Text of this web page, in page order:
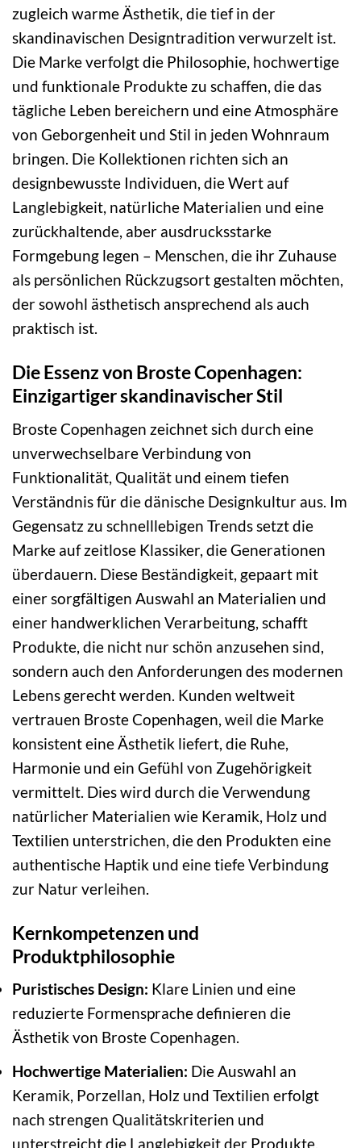
zugleich warme Ästhetik, die tief in der
skandinavischen Designtradition verwurzelt ist.
Die Marke verfolgt die Philosophie, hochwertige
und funktionale Produkte zu schaffen, die das
tägliche Leben bereichern und eine Atmosphäre
von Geborgenheit und Stil in jeden Wohnraum
bringen. Die Kollektionen richten sich an
designbewusste Individuen, die Wert auf
Langlebigkeit, natürliche Materialien und eine
zurückhaltende, aber ausdrucksstarke
Formgebung legen – Menschen, die ihr Zuhause
als persönlichen Rückzugsort gestalten möchten,
der sowohl ästhetisch ansprechend als auch
praktisch ist.
Die Essenz von Broste Copenhagen:
Einzigartiger skandinavischer Stil
Broste Copenhagen zeichnet sich durch eine
unverwechselbare Verbindung von
Funktionalität, Qualität und einem tiefen
Verständnis für die dänische Designkultur aus. Im
Gegensatz zu schnelllebigen Trends setzt die
Marke auf zeitlose Klassiker, die Generationen
überdauern. Diese Beständigkeit, gepaart mit
einer sorgfältigen Auswahl an Materialien und
einer handwerklichen Verarbeitung, schafft
Produkte, die nicht nur schön anzusehen sind,
sondern auch den Anforderungen des modernen
Lebens gerecht werden. Kunden weltweit
vertrauen Broste Copenhagen, weil die Marke
konsistent eine Ästhetik liefert, die Ruhe,
Harmonie und ein Gefühl von Zugehörigkeit
vermittelt. Dies wird durch die Verwendung
natürlicher Materialien wie Keramik, Holz und
Textilien unterstrichen, die den Produkten eine
authentische Haptik und eine tiefe Verbindung
zur Natur verleihen.
Kernkompetenzen und
Produktphilosophie
Puristisches Design: Klare Linien und eine
reduzierte Formensprache definieren die
Ästhetik von Broste Copenhagen.
Hochwertige Materialien: Die Auswahl an
Keramik, Porzellan, Holz und Textilien erfolgt
nach strengen Qualitätskriterien und
unterstreicht die Langlebigkeit der Produkte.